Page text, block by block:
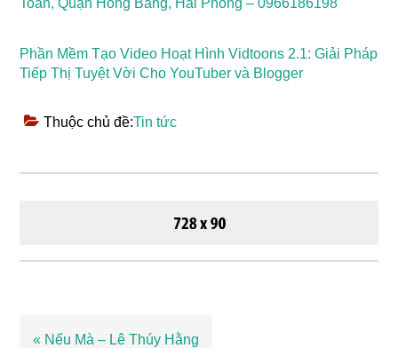
Phần Mềm Tạo Video Hoạt Hình Vidtoons 2.1: Giải Pháp
Tiếp Thị Tuyệt Vời Cho YouTuber và Blogger
Thuộc chủ đề:Tin tức
Bài
« Nếu Mà – Lê Thúy Hằng